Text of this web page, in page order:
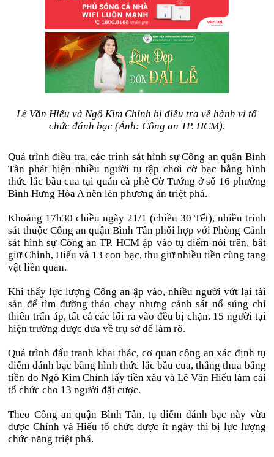
Lê Văn Hiếu và Ngô Kim Chỉnh bị điều tra về hành vi tổ
chức đánh bạc (Ảnh: Công an TP. HCM).
Quá trình điều tra, các trinh sát hình sự Công an quận Bình
Tân phát hiện nhiều người tụ tập chơi cờ bạc bằng hình
thức lắc bầu cua tại quán cà phê Cờ Tướng ở số 16 phường
Bình Hưng Hòa A nên lên phương án triệt phá.
Khoảng 17h30 chiều ngày 21/1 (chiều 30 Tết), nhiều trinh
sát thuộc Công an quận Bình Tân phối hợp với Phòng Cảnh
sát hình sự Công an TP. HCM ập vào tụ điểm nói trên, bắt
giữ Chỉnh, Hiếu và 13 con bạc, thu giữ nhiều tiền cùng tang
vật liên quan.
Khi thấy lực lượng Công an ập vào, nhiều người vứt lại tài
sản để tìm đường tháo chạy nhưng cảnh sát nổ súng chỉ
thiên trấn áp, tất cả các lối ra vào đều bị chặn. 15 người tại
hiện trường được đưa về trụ sở để làm rõ.
Quá trình đấu tranh khai thác, cơ quan công an xác định tụ
điểm đánh bạc bằng hình thức lắc bầu cua, thắng thua bằng
tiền do Ngô Kim Chỉnh lấy tiền xâu và Lê Văn Hiếu làm cái
tổ chức cho 13 người đặt cược.
Theo Công an quận Bình Tân, tụ điểm đánh bạc này vừa
được Chỉnh và Hiếu tổ chức được ít ngày thì bị lực lượng
chức năng triệt phá.